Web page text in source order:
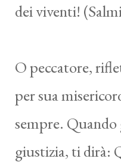
dei viventi!
O peccatore,
per sua
sempre. Quando
giustizia, ti dirà: